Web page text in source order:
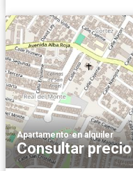
Apartamento·en alquiler
Consultar precio